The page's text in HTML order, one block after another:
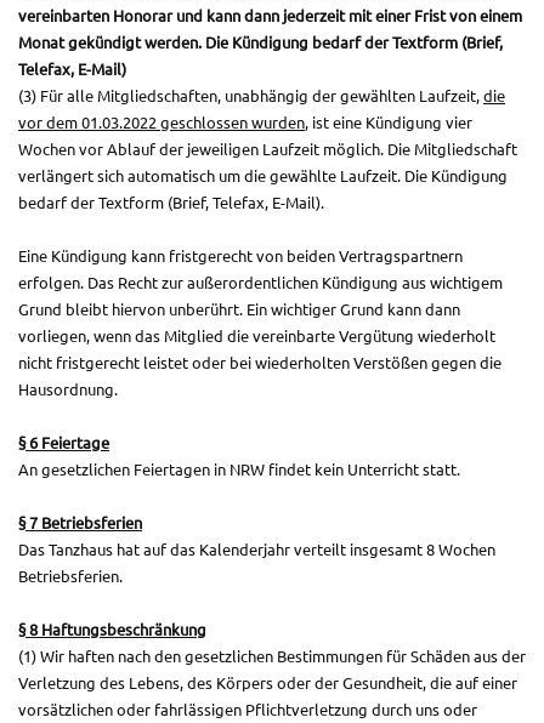
vereinbarten Honorar und kann dann jederzeit mit einer Frist von einem
Monat gekündigt werden. Die Kündigung bedarf der Textform (Brief,
Telefax, E-Mail)
(3) Für alle Mitgliedschaften, unabhängig der gewählten Laufzeit,die
vor dem 01.03.2022 geschlossen wurden, ist eine Kündigung vier
Wochen vor Ablauf der jeweiligen Laufzeit möglich. Die Mitgliedschaft
verlängert sich automatisch um die gewählte Laufzeit. Die Kündigung
bedarf der Textform (Brief, Telefax, E-Mail).
Eine Kündigung kann fristgerecht von beiden Vertragspartnern
erfolgen. Das Recht zur außerordentlichen Kündigung aus wichtigem
Grund bleibt hiervon unberührt. Ein wichtiger Grund kann dann
vorliegen, wenn das Mitglied die vereinbarte Vergütung wiederholt
nicht fristgerecht leistet oder bei wiederholten Verstößen gegen die
Hausordnung.
§6 Feiertage
An gesetzlichen Feiertagen in NRW findet kein Unterricht statt.
§7 Betriebsferien
Das Tanzhaus hat auf das Kalenderjahr verteilt insgesamt 8 Wochen
Betriebsferien.
§8 Haftungsbeschränkung
(1) Wir haften nach den gesetzlichen Bestimmungen für Schäden aus der
Verletzung des Lebens, des Körpers oder der Gesundheit, die auf einer
vorsätzlichen oder fahrlässigen Pflichtverletzung durch uns oder